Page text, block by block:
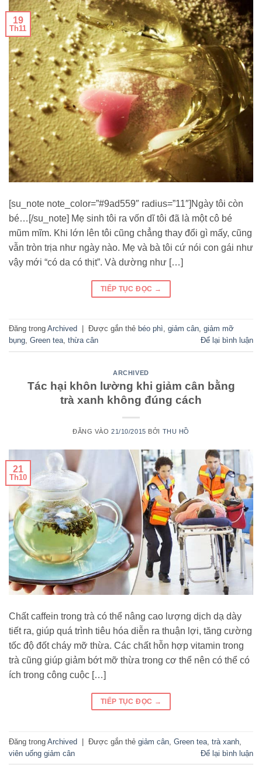
19
Th11
[su_note note_color=”#9ad559″ radius=”11″]Ngày tôi còn
bé…[/su_note] Mẹ sinh tôi ra vốn dĩ tôi đã là một cô bé
mũm mĩm. Khi lớn lên tôi cũng chẳng thay đổi gì mấy, cũng
vẫn tròn trịa như ngày nào. Mẹ và bà tôi cứ nói con gái như
vậy mới “có da có thịt”. Và dường như […]
TIẾP TỤC ĐỌC →
Đăng trong Archived Được gắn thẻ béo phì giảm cân giảm mỡ
bụng Green tea thừa cân Để lại bình luận
ARCHIVED
Tác hại khôn lường khi giảm cân bằng
trà xanh không đúng cách
ĐĂNG VÀO21/10/2015 BỞI THU HỒ
21
Th10
Chất caffein trong trà có thể nâng cao lượng dịch dạ dày
tiết ra, giúp quá trình tiêu hóa diễn ra thuận lợi, tăng cường
tốc độ đốt cháy mỡ thừa. Các chất hỗn hợp vitamin trong
trà cũng giúp giảm bớt mỡ thừa trong cơ thể nên có thể có
ích trong công cuộc […]
TIẾP TỤC ĐỌC →
Đăng trong Archived | Được gắn thẻ giảm cân Green tea trà xanh
viên uống giảm cân
Để lại bình luận